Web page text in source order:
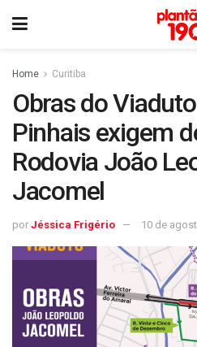
Home Curitiba
Obras do
Pinhais exigem
Rodovia João
Jacomel
por Jéssica Frigério 10 de